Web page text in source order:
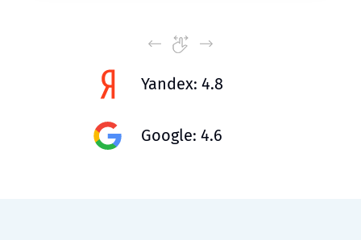
Yandex: 4.8
Google: 4.6